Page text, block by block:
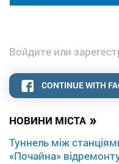
НОВИНИ МІСТА »
Туннель між
«Почайна»
Войдите или
CONTINUE WITH